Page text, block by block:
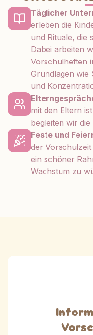
Täglicher
erleben die
und Rituale, die
Dabei arbeiten
Vorschulheften
Grundlagen wie
und
mit den Eltern
begleiten wir
Feste und
der
ein schöner
Wachstum zu